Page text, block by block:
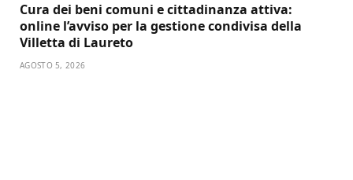
Cura dei beni comuni e cittadinanza attiva:
online l’avviso per la gestione condivisa della
Villetta di Laureto
AGOSTO 5, 2026